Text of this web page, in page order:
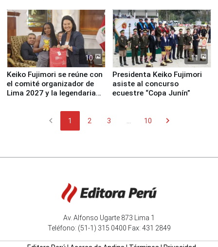
10
Keiko Fujimori se reúne con
el comité organizador de
Lima 2027 y la legendaria
11
Presidenta Keiko Fujimori
asiste al concurso
ecuestre “Copa Junín”
chevron_left 1 2 3 10 chevron_right
Av. Alfonso Ugarte 873 Lima 1
Teléfono: (51-1) 315 0400 Fax: 431 2849